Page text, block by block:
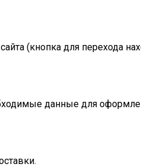
(кнопка для перехода
данные для